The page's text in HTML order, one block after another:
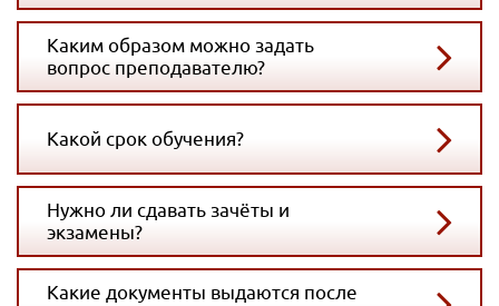
Каким образом можно задать
вопрос преподавателю?
Какой срок обучения?
Нужно ли сдавать зачёты и
экзамены?
Какие документы выдаются после